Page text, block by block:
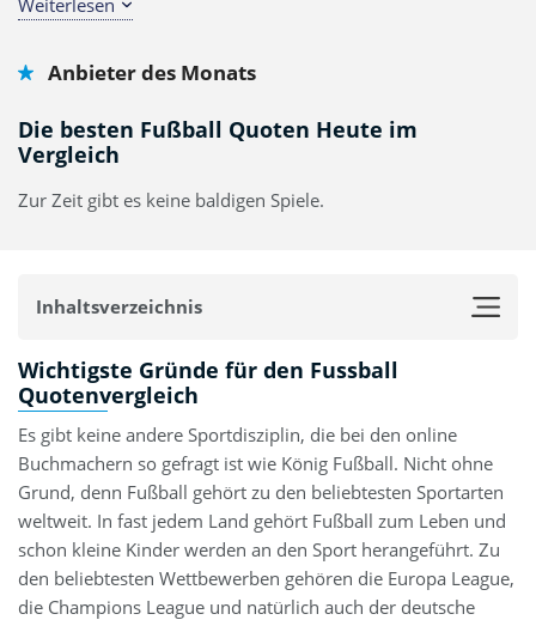
Somit sind die Wettquoten Fußball elementar, wenn es um
berichten in diesem Ratgeber, wie du die besten
Quoten errechnet werden. Außerdem geben wir dir Fußball
Quoten Tipps und erläutern die wichtigsten Strategien.
Anbieter des Monats
Die besten Fußball Quoten Heute im
Vergleich
Zur Zeit gibt es keine baldigen Spiele.
Inhaltsverzeichnis
Wichtigste Gründe für den Fussball
Quotenvergleich
Es gibt keine andere Sportdisziplin, die bei den online
Buchmachern so gefragt ist wie König Fußball. Nicht ohne
Grund, denn Fußball gehört zu den beliebtesten Sportarten
weltweit. In fast jedem Land gehört Fußball zum Leben und
schon kleine Kinder werden an den Sport herangeführt. Zu
den beliebtesten Wettbewerben gehören die Europa League,
die Champions League und natürlich auch der deutsche